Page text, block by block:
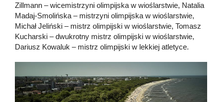
Zillmann – wicemistrzyni olimpijska w wioślarstwie, Natalia
Madaj-Smolińska – mistrzyni olimpijska w wioślarstwie,
Michał Jeliński – mistrz olimpijski w wioślarstwie, Tomasz
Kucharski – dwukrotny mistrz olimpijski w wioślarstwie,
Dariusz Kowaluk – mistrz olimpijski w lekkiej atletyce.